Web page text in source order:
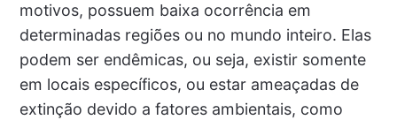
motivos, possuem baixa ocorrência em
determinadas regiões ou no mundo inteiro. Elas
podem ser endêmicas, ou seja, existir somente
em locais específicos, ou estar ameaçadas de
extinção devido a fatores ambientais, como